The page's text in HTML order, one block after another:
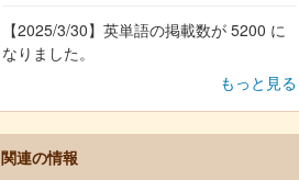
【2025/3/30】英単語の掲載数が 5200 に
なりました。
もっと見る
関連の情報